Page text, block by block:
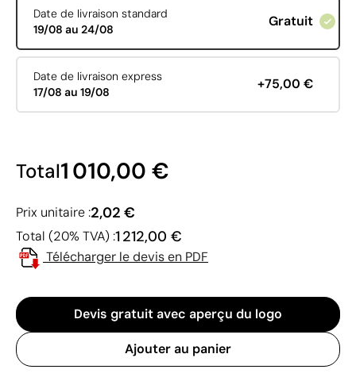
Date de livraison standard
19/08 au 24/08
Gratuit
Date de livraison express
17/08 au 19/08
+75,00 €
Total1 010,00 €
Prix unitaire :2,02 €
Total (20% TVA) :1 212,00 €
Télécharger le devis en PDF
Devis gratuit avec aperçu du logo
Ajouter au panier